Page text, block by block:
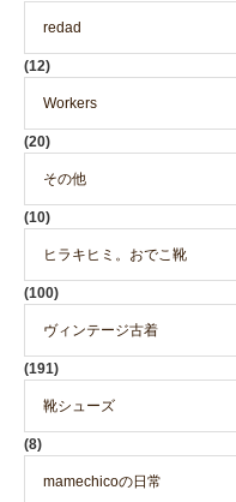
redad
(12)
Workers
(20)
その他
(10)
ヒラキヒミ。おでこ靴
(100)
ヴィンテージ古着
(191)
靴シューズ
(8)
mamechicoの日常